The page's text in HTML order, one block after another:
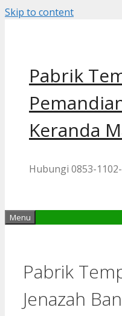
Skip to content
Pabrik
Keranda
Hubungi 0853-
Menu
Pabrik
Jenazah